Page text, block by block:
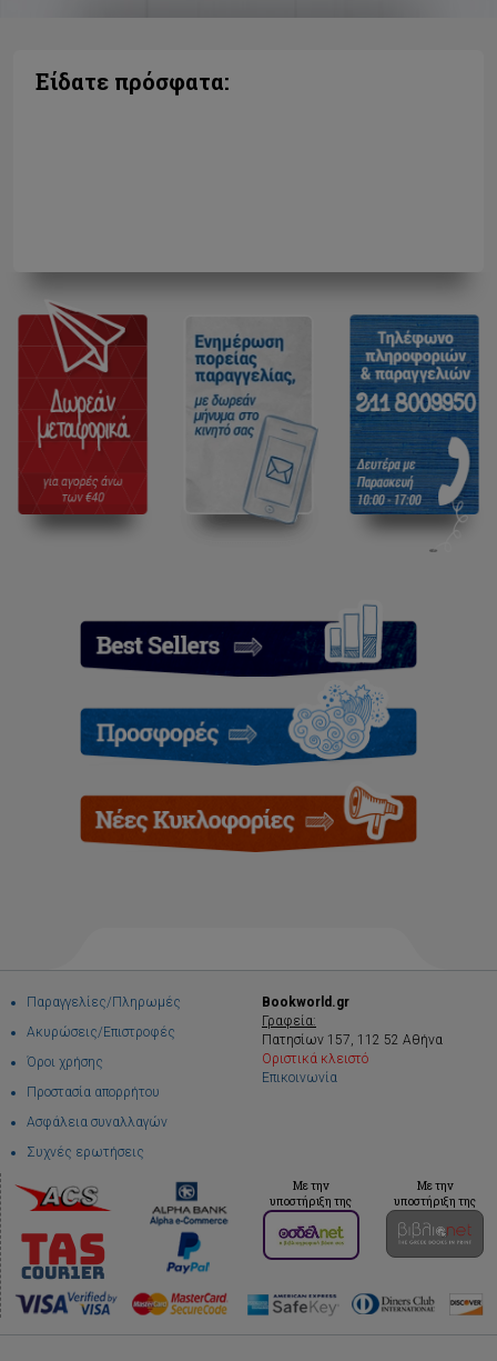
Είδατε πρόσφατα:
Παραγγελίες/Πληρωμές
Ακυρώσεις/Επιστροφές
Όροι χρήσης
Προστασία απορρήτου
Ασφάλεια συναλλαγών
Συχνές ερωτήσεις
Bookworld.gr
Γραφεία:
Πατησίων 157, 112 52 Αθήνα
Οριστικά κλειστό
Επικοινωνία
Με την
υποστήριξη της
Με την
υποστήριξη της